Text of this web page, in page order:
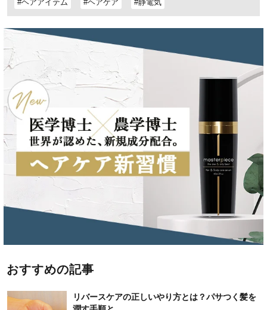
#ヘアアイテム #ヘアケア #静電気
おすすめの記事
リバースケアの正しいやり方とは？パサつく髪を